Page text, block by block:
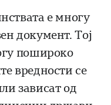
е многу
документ. Тој
пошироко
вредности се
зависат од